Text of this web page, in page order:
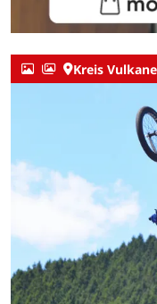
Kreis